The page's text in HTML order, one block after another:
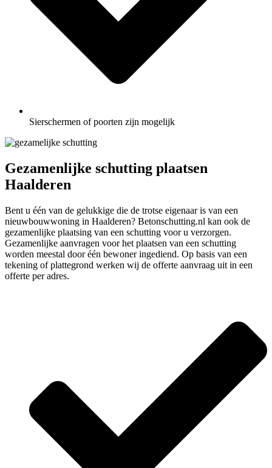
Sierschermen of poorten zijn mogelijk
Gezamenlijke schutting plaatsen
Haalderen
Bent u één van de gelukkige die de trotse eigenaar is van een
nieuwbouwwoning in Haalderen? Betonschutting.nl kan ook de
gezamenlijke plaatsing van een schutting voor u verzorgen.
Gezamenlijke aanvragen voor het plaatsen van een schutting
worden meestal door één bewoner ingediend. Op basis van een
tekening of plattegrond werken wij de offerte aanvraag uit in een
offerte per adres.